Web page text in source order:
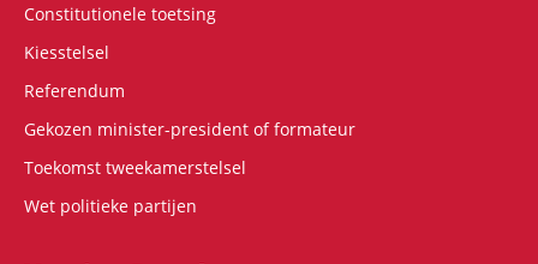
Constitutionele toetsing
Kiesstelsel
Referendum
Gekozen minister-president of formateur
Toekomst tweekamerstelsel
Wet politieke partijen